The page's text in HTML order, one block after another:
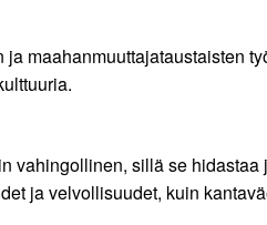
maahanmuuttajataustaisten
vahingollinen, sillä se
ja velvollisuudet, kuin